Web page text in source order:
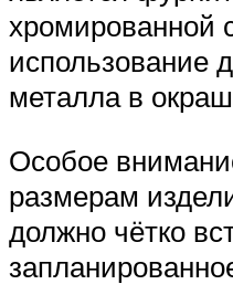
хромированной
использование
металла в
Особое
размерам
должно чётко